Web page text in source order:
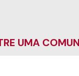
UMA